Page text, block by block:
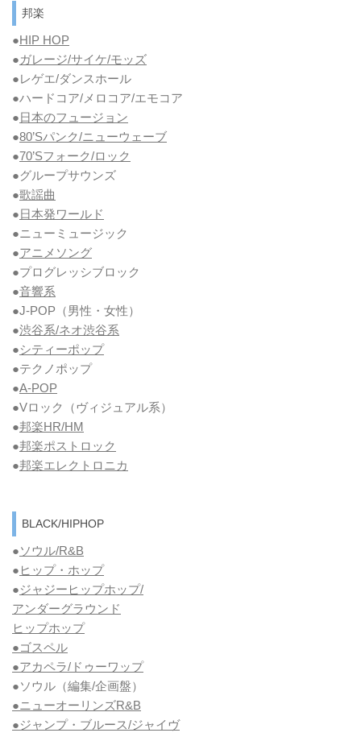
邦楽
●HIP HOP
●ガレージ/サイケ/モッズ
●レゲエ/ダンスホール
●ハードコア/メロコア/エモコア
●日本のフュージョン
●80’Sパンク/ニューウェーブ
●70’Sフォーク/ロック
●グループサウンズ
●歌謡曲
●日本発ワールド
●ニューミュージック
●アニメソング
●プログレッシブロック
●音響系
●J-POP（男性・女性）
●渋谷系/ネオ渋谷系
●シティーポップ
●テクノポップ
●A-POP
●Vロック
（ヴィジュアル系）
●邦楽HR/HM
●邦楽ポストロック
●邦楽エレクトロニカ
BLACK/HIPHOP
●ソウル/R&B
● ヒップ・ホップ
●ジャジーヒップホップ/
アンダーグラウンド
ヒップホップ
●ゴスペル
●アカペラ/ドゥーワップ
●ソウル （編集/企画盤）
●ニューオーリンズR&B
●ジャンプ・ブルース/ジャイヴ